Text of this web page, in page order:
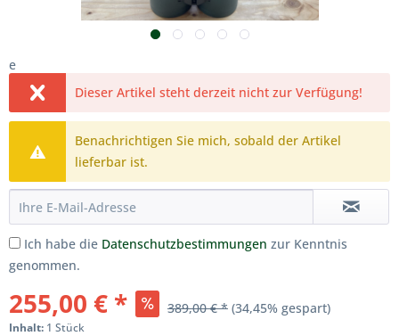
e
Dieser Artikel steht derzeit nicht zur Verfügung!
Benachrichtigen Sie mich, sobald der Artikel
lieferbar ist.
Ich habe die Datenschutzbestimmungen zur Kenntnis
genommen.
255,00 € * 389,00 € * (34,45% gespart)
Inhalt: 1 Stück